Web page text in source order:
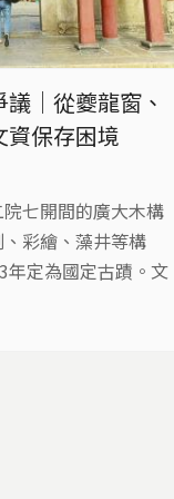
｜從夔龍窗、
資保存困境
七開間的廣大木構
彩繪、藻井等構
年定為國定古蹟。文
彩繪修復施作，修
資大論戰。